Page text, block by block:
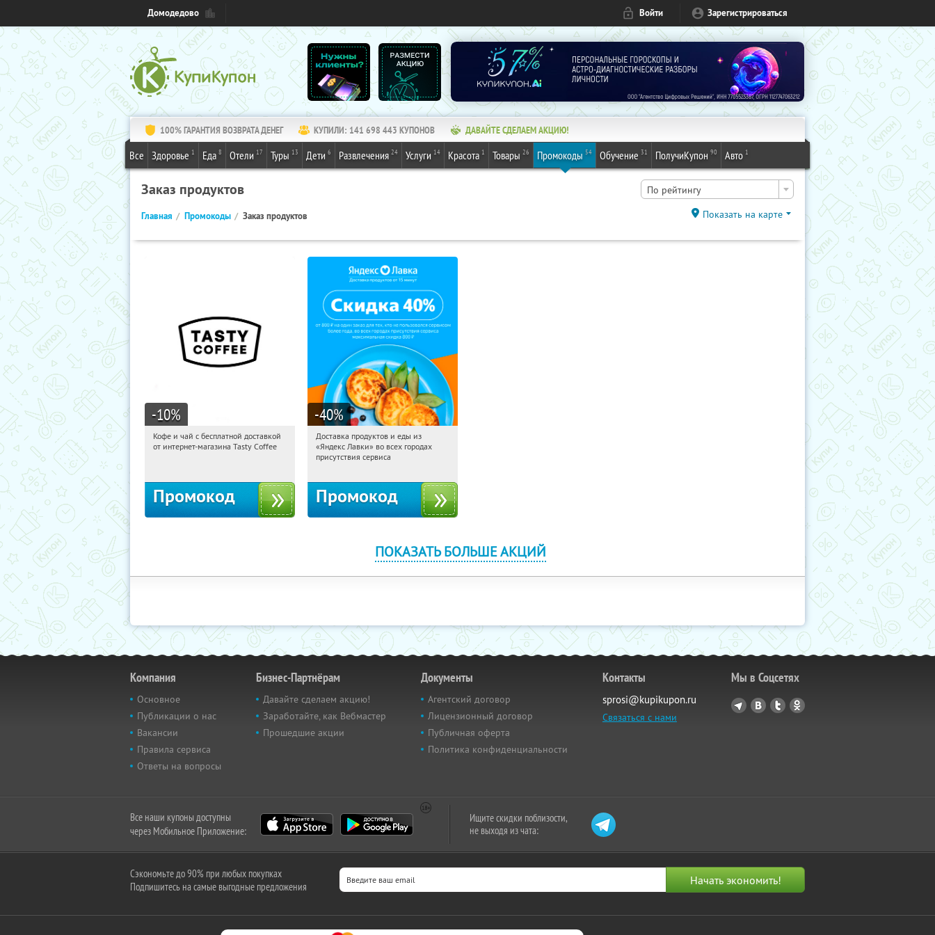
Домодедово Войти Зарегистрироваться
100% ГАРАНТИЯ ВОЗВРАТА ДЕНЕГ КУПИЛИ: 141 698 445 КУПОНОВ ДАВАЙТЕ СДЕЛАЕМ АКЦИЮ!
Все Здоровье 1 Еда 8 Отели 17 Туры 13 Дети 6 Развлечения 24 Услуги 14 Красота 1 Товары 26 Промокоды 54 Обучение 31 ПолучиКупон 90 Авто 1
Заказ продуктов По рейтингу
Главная Промокоды Заказ продуктов Показать на карте
-10%
10:44:23
Получи первым!
Кофе и чай с бесплатной доставкой
от интернет-магазина Tasty Coffee
Промокод
-40%
10:44:23 Получили:
Россия
Доставка продуктов и еды из
«Яндекс Лавки» во всех городах
присутствия сервиса
Промокод
ПОКАЗАТЬ БОЛЬШЕ АКЦИЙ
Компания
Основное
Публикации о нас
Вакансии
Правила сервиса
Ответы на вопросы
Бизнес-Партнёрам
Давайте сделаем акцию!
Заработайте, как Вебмастер
Прошедшие акции
Документы
Агентский договор
Лицензионный договор
Публичная оферта
Политика конфиденциальности
Контакты
sprosi@kupikupon.ru
Связаться с нами
Мы в Соцсетях
Все наши купоны доступны
через Мобильное Приложение:
Ищите скидки поблизости,
не выходя из чата:
Сэкономьте до 90% при любых покупках
Подпишитесь на самые выгодные предложения